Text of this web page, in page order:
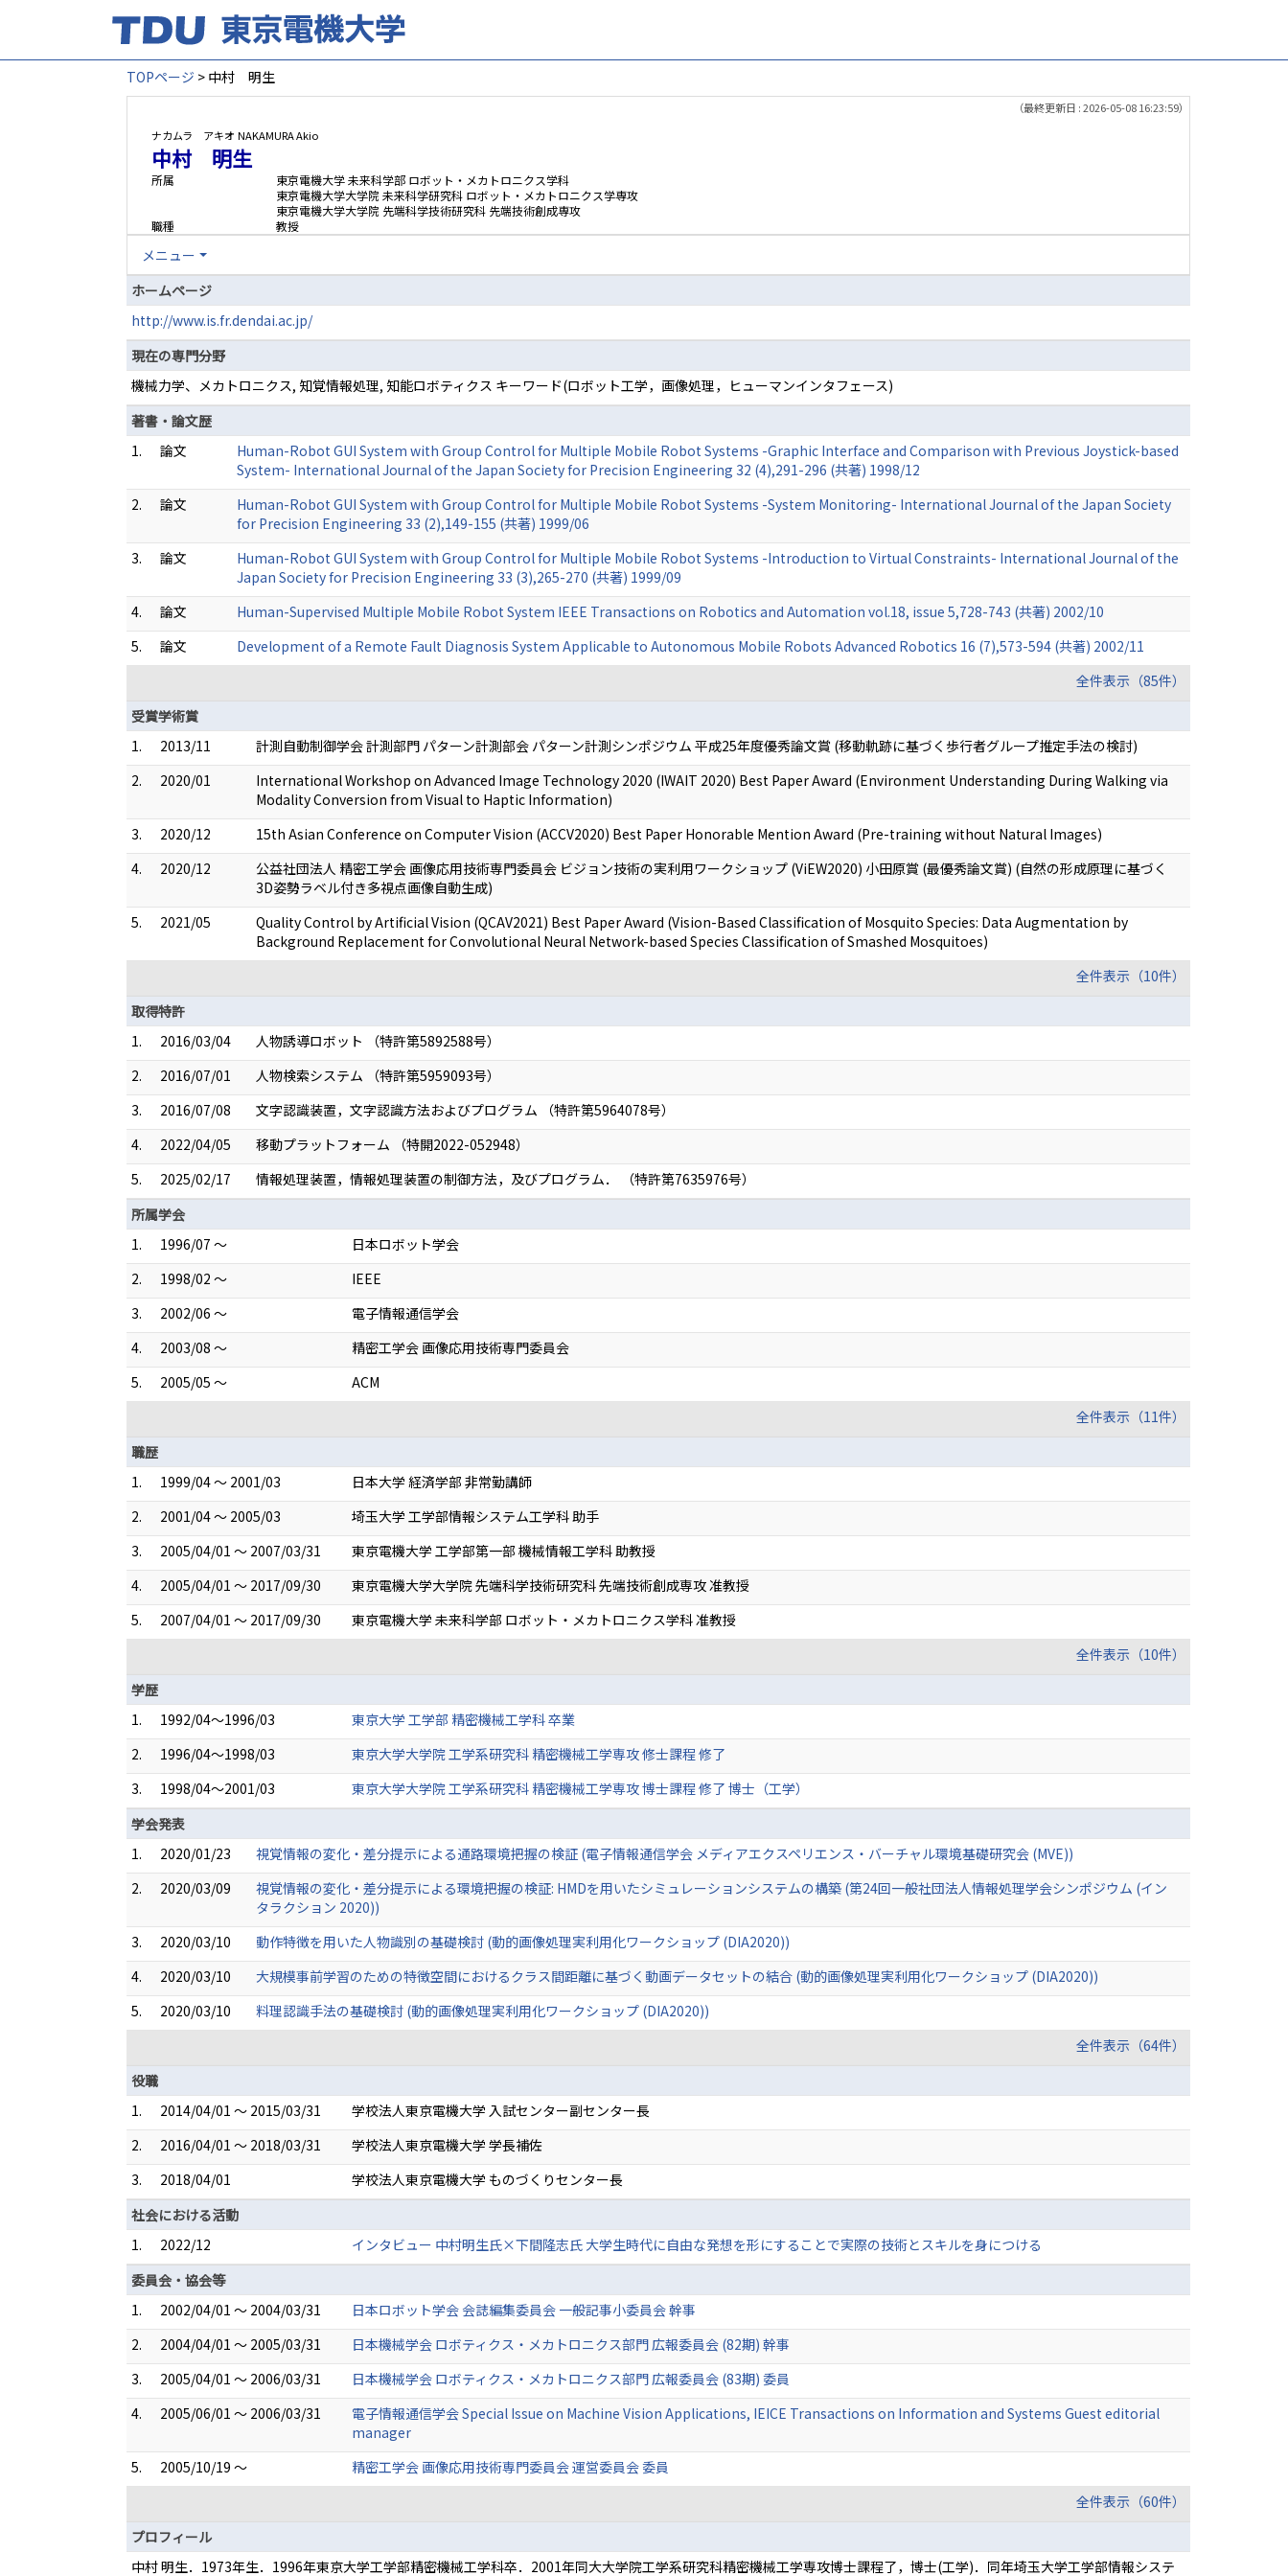
TOPページ > 中村 明生
（最終更新日 : 2026-05-08 16:23:59）
ナカムラ アキオ NAKAMURA Akio
中村 明生
所属
東京電機大学 未来科学部 ロボット・メカトロニクス学科
東京電機大学大学院 未来科学研究科 ロボット・メカトロニクス学専攻
東京電機大学大学院 先端科学技術研究科 先端技術創成専攻
職種
教授
メニュー
ホームページ
http://www.is.fr.dendai.ac.jp/
現在の専門分野
機械力学、メカトロニクス, 知覚情報処理, 知能ロボティクス キーワード(ロボット工学，画像処理，ヒューマンインタフェース)
著書・論文歴
1.
論文
Human-Robot GUI System with Group Control for Multiple Mobile Robot Systems -Graphic Interface and Comparison with Previous Joystick-based
System- International Journal of the Japan Society for Precision Engineering 32 (4),291-296 (共著) 1998/12
2.
論文
Human-Robot GUI System with Group Control for Multiple Mobile Robot Systems -System Monitoring- International Journal of the Japan Society
for Precision Engineering 33 (2),149-155 (共著) 1999/06
3.
論文
Human-Robot GUI System with Group Control for Multiple Mobile Robot Systems -Introduction to Virtual Constraints- International Journal of the
Japan Society for Precision Engineering 33 (3),265-270 (共著) 1999/09
4.
論文
Human-Supervised Multiple Mobile Robot System IEEE Transactions on Robotics and Automation vol.18, issue 5,728-743 (共著) 2002/10
5.
論文
Development of a Remote Fault Diagnosis System Applicable to Autonomous Mobile Robots Advanced Robotics 16 (7),573-594 (共著) 2002/11
全件表示（85件）
受賞学術賞
1.
2013/11
計測自動制御学会 計測部門 パターン計測部会 パターン計測シンポジウム 平成25年度優秀論文賞 (移動軌跡に基づく歩行者グループ推定手法の検討)
2.
2020/01
International Workshop on Advanced Image Technology 2020 (IWAIT 2020) Best Paper Award (Environment Understanding During Walking via
Modality Conversion from Visual to Haptic Information)
3.
2020/12
15th Asian Conference on Computer Vision (ACCV2020) Best Paper Honorable Mention Award (Pre-training without Natural Images)
4.
2020/12
公益社団法人 精密工学会 画像応用技術専門委員会 ビジョン技術の実利用ワークショップ (ViEW2020) 小田原賞 (最優秀論文賞) (自然の形成原理に基づく
3D姿勢ラベル付き多視点画像自動生成)
5.
2021/05
Quality Control by Artificial Vision (QCAV2021) Best Paper Award (Vision-Based Classification of Mosquito Species: Data Augmentation by
Background Replacement for Convolutional Neural Network-based Species Classification of Smashed Mosquitoes)
全件表示（10件）
取得特許
1.
2016/03/04
人物誘導ロボット （特許第5892588号）
2.
2016/07/01
人物検索システム （特許第5959093号）
3.
2016/07/08
文字認識装置，文字認識方法およびプログラム （特許第5964078号）
4.
2022/04/05
移動プラットフォーム （特開2022-052948）
5.
2025/02/17
情報処理装置，情報処理装置の制御方法，及びプログラム． （特許第7635976号）
所属学会
1.
1996/07 ～
日本ロボット学会
2.
1998/02 ～
IEEE
3.
2002/06 ～
電子情報通信学会
4.
2003/08 ～
精密工学会 画像応用技術専門委員会
5.
2005/05 ～
ACM
全件表示（11件）
職歴
1.
1999/04 ～ 2001/03
日本大学 経済学部 非常勤講師
2.
2001/04 ～ 2005/03
埼玉大学 工学部情報システム工学科 助手
3.
2005/04/01 ～ 2007/03/31
東京電機大学 工学部第一部 機械情報工学科 助教授
4.
2005/04/01 ～ 2017/09/30
東京電機大学大学院 先端科学技術研究科 先端技術創成専攻 准教授
5.
2007/04/01 ～ 2017/09/30
東京電機大学 未来科学部 ロボット・メカトロニクス学科 准教授
全件表示（10件）
学歴
1.
1992/04～1996/03
東京大学 工学部 精密機械工学科 卒業
2.
1996/04～1998/03
東京大学大学院 工学系研究科 精密機械工学専攻 修士課程 修了
3.
1998/04～2001/03
東京大学大学院 工学系研究科 精密機械工学専攻 博士課程 修了 博士（工学）
学会発表
1.
2020/01/23
視覚情報の変化・差分提示による通路環境把握の検証 (電子情報通信学会 メディアエクスペリエンス・バーチャル環境基礎研究会 (MVE))
2.
2020/03/09
視覚情報の変化・差分提示による環境把握の検証: HMDを用いたシミュレーションシステムの構築 (第24回一般社団法人情報処理学会シンポジウム (イン
タラクション 2020))
3.
2020/03/10
動作特徴を用いた人物識別の基礎検討 (動的画像処理実利用化ワークショップ (DIA2020))
4.
2020/03/10
大規模事前学習のための特徴空間におけるクラス間距離に基づく動画データセットの結合 (動的画像処理実利用化ワークショップ (DIA2020))
5.
2020/03/10
料理認識手法の基礎検討 (動的画像処理実利用化ワークショップ (DIA2020))
全件表示（64件）
役職
1.
2014/04/01 ～ 2015/03/31
学校法人東京電機大学 入試センター副センター長
2.
2016/04/01 ～ 2018/03/31
学校法人東京電機大学 学長補佐
3.
2018/04/01
学校法人東京電機大学 ものづくりセンター長
社会における活動
1.
2022/12
インタビュー 中村明生氏×下間隆志氏 大学生時代に自由な発想を形にすることで実際の技術とスキルを身につける
委員会・協会等
1.
2002/04/01 ～ 2004/03/31
日本ロボット学会 会誌編集委員会 一般記事小委員会 幹事
2.
2004/04/01 ～ 2005/03/31
日本機械学会 ロボティクス・メカトロニクス部門 広報委員会 (82期) 幹事
3.
2005/04/01 ～ 2006/03/31
日本機械学会 ロボティクス・メカトロニクス部門 広報委員会 (83期) 委員
4.
2005/06/01 ～ 2006/03/31
電子情報通信学会 Special Issue on Machine Vision Applications, IEICE Transactions on Information and Systems Guest editorial
manager
5.
2005/10/19 ～
精密工学会 画像応用技術専門委員会 運営委員会 委員
全件表示（60件）
プロフィール
中村 明生．1973年生．1996年東京大学工学部精密機械工学科卒．2001年同大大学院工学系研究科精密機械工学専攻博士課程了，博士(工学)．同年埼玉大学工学部情報システ